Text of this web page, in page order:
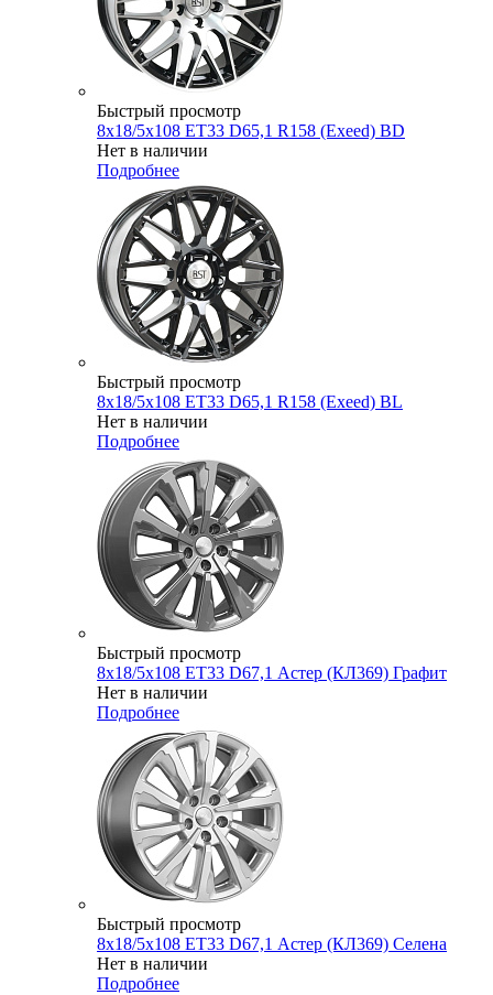
Быстрый просмотр
8x18/5x108 ET33 D65,1 R158 (Exeed) BD
Нет в наличии
Подробнее
Быстрый просмотр
8x18/5x108 ET33 D65,1 R158 (Exeed) BL
Нет в наличии
Подробнее
Быстрый просмотр
8x18/5x108 ET33 D67,1 Астер (КЛ369) Графит
Нет в наличии
Подробнее
Быстрый просмотр
8x18/5x108 ET33 D67,1 Астер (КЛ369) Селена
Нет в наличии
Подробнее